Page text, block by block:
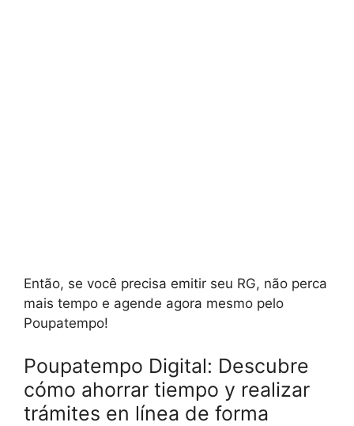
Então, se você precisa emitir seu RG, não perca
mais tempo e agende agora mesmo pelo
Poupatempo!
Poupatempo Digital: Descubre
cómo ahorrar tiempo y realizar
trámites en línea de forma